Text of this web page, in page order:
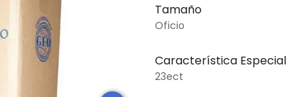
Tamaño
Oficio
Característica Especial
23ect